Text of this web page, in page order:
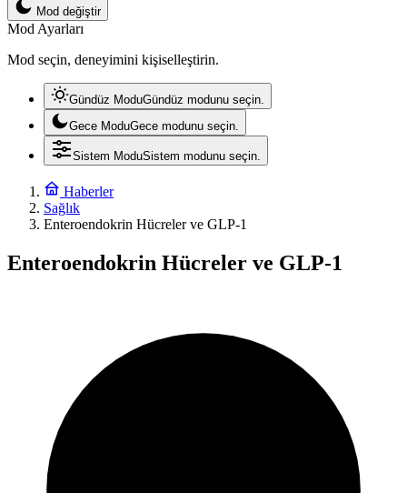
Mod değiştir
Mod Ayarları
Mod seçin, deneyimini kişiselleştirin.
Gündüz ModuGündüz modunu seçin.
Gece ModuGece modunu seçin.
Sistem ModuSistem modunu seçin.
Haberler
Sağlık
Enteroendokrin Hücreler ve GLP-1
Enteroendokrin Hücreler ve GLP-1